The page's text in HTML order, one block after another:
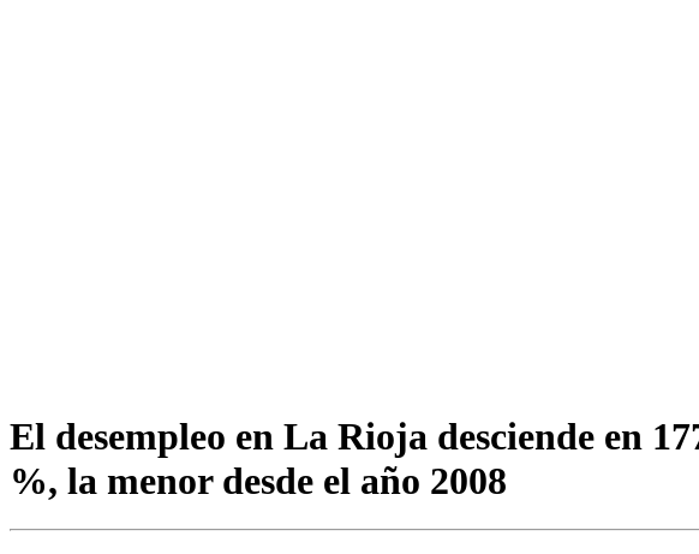
El desempleo en La Rioja desciende en
%, la menor desde el año 2008